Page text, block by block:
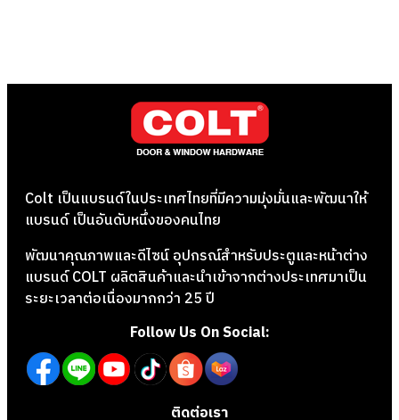
Colt เป็นแบรนด์ในประเทศไทยที่มีความมุ่งมั่นและพัฒนาให้
แบรนด์ เป็นอันดับหนึ่งของคนไทย
พัฒนาคุณภาพและดีไซน์ อุปกรณ์สำหรับประตูและหน้าต่าง
แบรนด์ COLT ผลิตสินค้าและนำเข้าจากต่างประเทศมาเป็น
ระยะเวลาต่อเนื่องมากกว่า 25 ปี
Follow Us On Social:
ติดต่อเรา